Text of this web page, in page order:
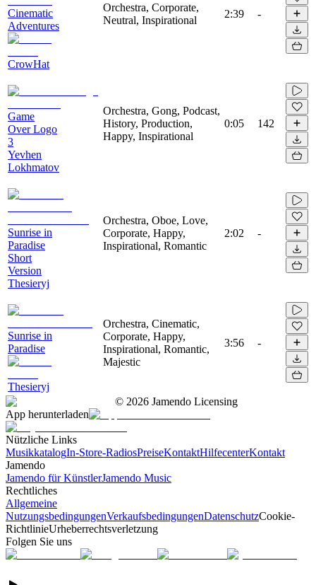
Cinematic
Adventures
CrowHat
Orchestra, Corporate,
Neutral, Inspirational
2:39 -
Game
Over Logo
3
Yevhen
Lokhmatov
Orchestra, Gong, Podcast,
History, Production,
Happy, Inspirational
0:05 142
Sunrise in
Paradise
Short
Version
Thesieryj
Orchestra, Oboe, Love,
Corporate, Happy,
Inspirational, Romantic
2:02 -
Sunrise in
Paradise
Thesieryj
Orchestra, Cinematic,
Corporate, Happy,
Inspirational, Romantic,
Majestic
3:56 -
© 2026 Jamendo Licensing
App herunterladen
Nützliche Links
MusikkatalogIn-Store-RadiosPreiseKontaktHilfecenterKontakt
Jamendo
Jamendo für KünstlerJamendo Music
Rechtliches
Allgemeine
NutzungsbedingungenVerkaufsbedingungenDatenschutzCookie-
RichtlinieUrheberrechtsverletzung
Folgen Sie uns